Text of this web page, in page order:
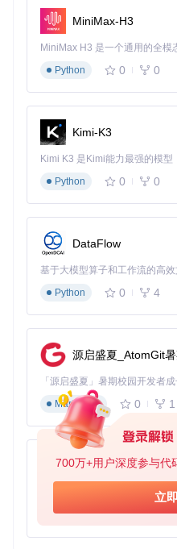
700万+用户深度参与代
立
链接解析机制
时，平台只允许在阅览室阅
得了一张特殊通行证。它通
编号直接从书库取书。这种
权，而是利用了平台API的公
并行数据传输通道
传统下载方式如同单车道行
具采用的并行传输技术则像
5本教材的速度比依次下载提
仅需8-12秒即可完成。
跨平台兼容架构
基于Python语言开发的核心
论是Windows系统的教师办
性源于Python的"一次编写，
指南适用于不同品牌的电器。
场景化应用指南
教师教学资源整合
张老师需要为新学期准备完整
下载了从初一到初三的全部
期-学科"结构创建文件夹，使
是，同步获取的教师用书和
40%。
在网络条件有限的乡村学校，
MiniMax-H3
Python
0 0
Kimi-K3
Python
0 0
DataFlow
基于大模型算子和工作流的高
Python
0 4
源启盛夏_AtomGit
Markdown
0 1
py-xiaozhi
Python
0 1